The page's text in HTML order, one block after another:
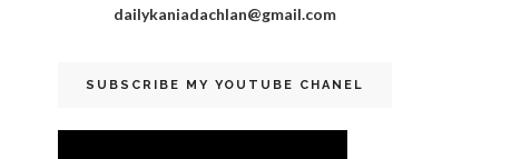
dailykaniadachlan@gmail.com
SUBSCRIBE MY YOUTUBE CHANEL